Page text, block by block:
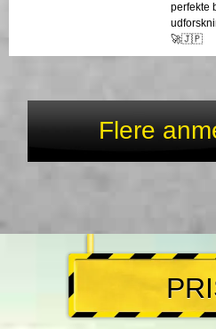
perfekte
🚀🇯🇵
Flere